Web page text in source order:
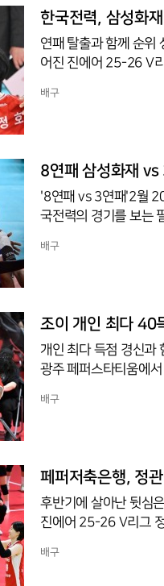
를 따낸 것에 만족하는
범실이 너무 많았고 서
한국전력, 삼성화
연패 탈출과 함께 순위
어진 진에어 25-26 V
공률 62.5%를 기록하
김건희가 나섰다.1세
국전력은 신
배구
8연패 삼성화재
'8연패 vs 3연패'2월
국전력의 경기를 보는
하며 끈기를 보여준
분위기가 좋지 않기에
배구
조이 개인 최다 40
개인 최다 득점 경신과
광주 페퍼스타티움에
인 최다 득점을 경신
만 후위 공격을 9개나
크라
배구
페퍼저축은행, 정
후반기에 살아난 뒷심
진에어 25-26 V리그
것은 압권이었고 박은
배구